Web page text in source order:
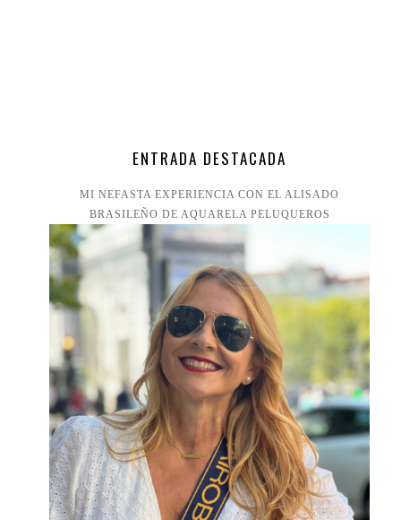
ENTRADA DESTACADA
MI NEFASTA EXPERIENCIA CON EL ALISADO
BRASILEÑO DE AQUARELA PELUQUEROS